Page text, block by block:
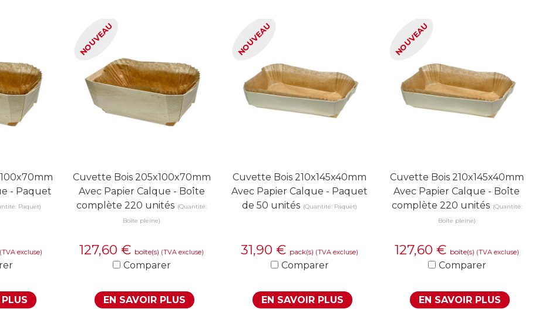
- Paquet
Paquet)
(TVA excluse)
NOUVEAU
Cuvette Bois 205x100x70mm
Avec Papier Calque - Boîte
complète 220 unités (Quantité:
Boîte pleine)
127,60 € boîte(s) (TVA excluse)
Comparer
EN SAVOIR PLUS
NOUVEAU
Cuvette Bois 210x145x40mm
Avec Papier Calque - Paquet
de 50 unités (Quantité: Paquet)
31,90 € pack(s) (TVA excluse)
Comparer
EN SAVOIR PLUS
NOUVEAU
Cuvette Bois 210x145x40mm
Avec Papier Calque - Boîte
complète 220 unités (Quantité:
Boîte pleine)
127,60 € boîte(s) (TVA excluse)
Comparer
EN SAVOIR PLUS